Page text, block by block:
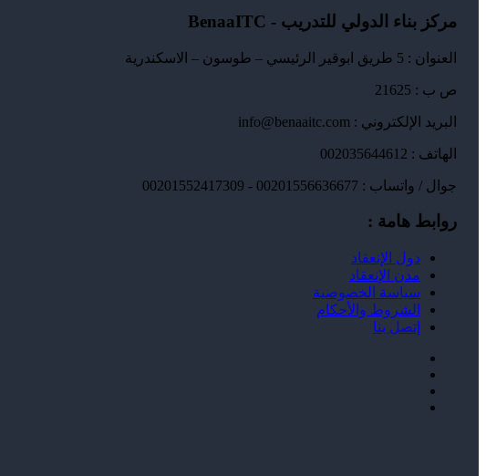
مركز بناء الدولي للتدريب - BenaaITC
العنوان : 5 طريق ابوقير الرئيسي – طوسون – الاسكندرية
ص ب : 21625
البريد الإلكتروني : info@benaaitc.com
الهاتف : 002035644612
جوال / واتساب : 00201556636677 - 00201552417309
روابط هامة :
دول الإنعقاد
مدن الإنعقاد
سياسة الخصوصية
الشروط والأحكام
إتصل بنا